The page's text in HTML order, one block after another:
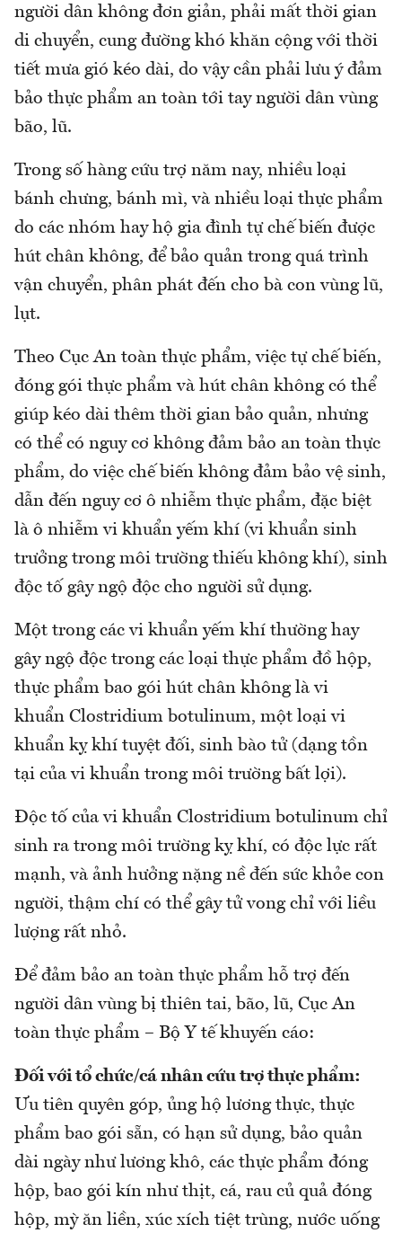
người dân không đơn giản, phải mất thời gian
di chuyển, cung đường khó khăn cộng với thời
tiết mưa gió kéo dài, do vậy cần phải lưu ý đảm
bảo thực phẩm an toàn tới tay người dân vùng
bão, lũ.
Trong số hàng cứu trợ năm nay, nhiều loại
bánh chưng, bánh mì, và nhiều loại thực phẩm
do các nhóm hay hộ gia đình tự chế biến được
hút chân không, để bảo quản trong quá trình
vận chuyển, phân phát đến cho bà con vùng lũ,
lụt.
Theo Cục An toàn thực phẩm, việc tự chế biến,
đóng gói thực phẩm và hút chân không có thể
giúp kéo dài thêm thời gian bảo quản, nhưng
có thể có nguy cơ không đảm bảo an toàn thực
phẩm, do việc chế biến không đảm bảo vệ sinh,
dẫn đến nguy cơ ô nhiễm thực phẩm, đặc biệt
là ô nhiễm vi khuẩn yếm khí (vi khuẩn sinh
trưởng trong môi trường thiếu không khí), sinh
độc tố gây ngộ độc cho người sử dụng.
Một trong các vi khuẩn yếm khí thường hay
gây ngộ độc trong các loại thực phẩm đồ hộp,
thực phẩm bao gói hút chân không là vi
khuẩn Clostridium botulinum, một loại vi
khuẩn kỵ khí tuyệt đối, sinh bào tử (dạng tồn
tại của vi khuẩn trong môi trường bất lợi).
Độc tố của vi khuẩn Clostridium botulinum chỉ
sinh ra trong môi trường kỵ khí, có độc lực rất
mạnh, và ảnh hưởng nặng nề đến sức khỏe con
người, thậm chí có thể gây tử vong chỉ với liều
lượng rất nhỏ.
Để đảm bảo an toàn thực phẩm hỗ trợ đến
người dân vùng bị thiên tai, bão, lũ, Cục An
toàn thực phẩm – Bộ Y tế khuyến cáo:
Đối với tổ chức/cá nhân cứu trợ thực phẩm:
Ưu tiên quyên góp, ủng hộ lương thực, thực
phẩm bao gói sẵn, có hạn sử dụng, bảo quản
dài ngày như lương khô, các thực phẩm đóng
hộp, bao gói kín như thịt, cá, rau củ quả đóng
hộp, mỳ ăn liền, xúc xích tiệt trùng, nước uống